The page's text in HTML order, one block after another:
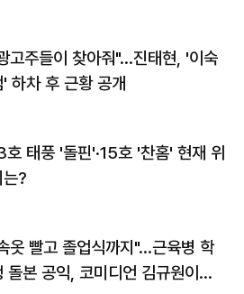
고주들이 찾아줘"…진태현, '이숙
' 하차 후 근황 공개
호 태풍 '돌핀'·15호 '찬홈' 현재 위
는?
옷 빨고 졸업식까지"…근육병 학
돌본 공익, 코미디언 김규원이었